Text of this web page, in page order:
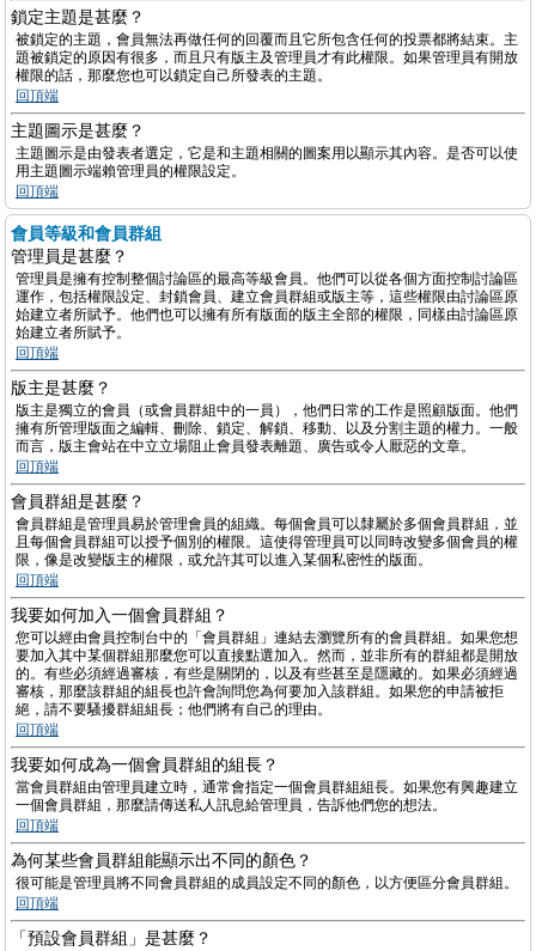
鎖定主題是甚麼？
被鎖定的主題，會員無法再做任何的回覆而且它所包含任何的投票都將結束。主
題被鎖定的原因有很多，而且只有版主及管理員才有此權限。如果管理員有開放
權限的話，那麼您也可以鎖定自己所發表的主題。
回頂端
主題圖示是甚麼？
主題圖示是由發表者選定，它是和主題相關的圖案用以顯示其內容。是否可以使
用主題圖示端賴管理員的權限設定。
回頂端
會員等級和會員群組
管理員是甚麼？
管理員是擁有控制整個討論區的最高等級會員。他們可以從各個方面控制討論區
運作，包括權限設定、封鎖會員、建立會員群組或版主等，這些權限由討論區原
始建立者所賦予。他們也可以擁有所有版面的版主全部的權限，同樣由討論區原
始建立者所賦予。
回頂端
版主是甚麼？
版主是獨立的會員（或會員群組中的一員），他們日常的工作是照顧版面。他們
擁有所管理版面之編輯、刪除、鎖定、解鎖、移動、以及分割主題的權力。一般
而言，版主會站在中立立場阻止會員發表離題、廣告或令人厭惡的文章。
回頂端
會員群組是甚麼？
會員群組是管理員易於管理會員的組織。每個會員可以隸屬於多個會員群組，並
且每個會員群組可以授予個別的權限。這使得管理員可以同時改變多個會員的權
限，像是改變版主的權限，或允許其可以進入某個私密性的版面。
回頂端
我要如何加入一個會員群組？
您可以經由會員控制台中的「會員群組」連結去瀏覽所有的會員群組。如果您想
要加入其中某個群組那麼您可以直接點選加入。然而，並非所有的群組都是開放
的。有些必須經過審核，有些是關閉的，以及有些甚至是隱藏的。如果必須經過
審核，那麼該群組的組長也許會詢問您為何要加入該群組。如果您的申請被拒
絕，請不要騷擾群組組長；他們將有自己的理由。
回頂端
我要如何成為一個會員群組的組長？
當會員群組由管理員建立時，通常會指定一個會員群組組長。如果您有興趣建立
一個會員群組，那麼請傳送私人訊息給管理員，告訴他們您的想法。
回頂端
為何某些會員群組能顯示出不同的顏色？
很可能是管理員將不同會員群組的成員設定不同的顏色，以方便區分會員群組。
回頂端
「預設會員群組」是甚麼？